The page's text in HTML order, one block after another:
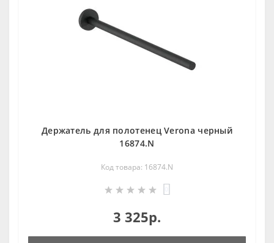
Держатель для полотенец Verona черный
16874.N
Код товара: 16874.N
3 325р.